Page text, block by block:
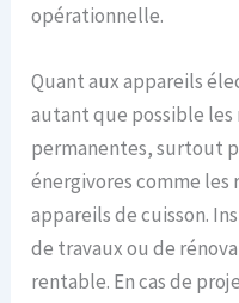
opérationnelle.
Quant aux appareils
autant que possible
permanentes, surtout
énergivores comme les
appareils de cuisson.
de travaux ou de
rentable. En cas de